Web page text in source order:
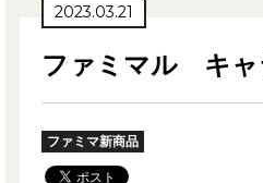
2023.03.21
ファミマル キャ
ファミマ新商品